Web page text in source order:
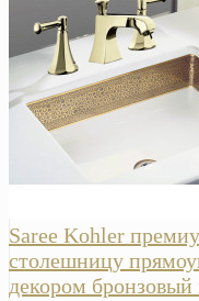
Saree Kohler
столешницу
декором